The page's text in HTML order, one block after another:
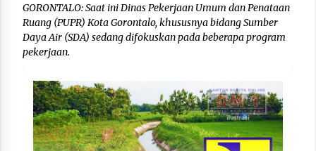
GORONTALO: Saat ini Dinas Pekerjaan Umum dan Penataan
Ruang (PUPR) Kota Gorontalo, khususnya bidang Sumber
Daya Air (SDA) sedang difokuskan pada beberapa program
pekerjaan.